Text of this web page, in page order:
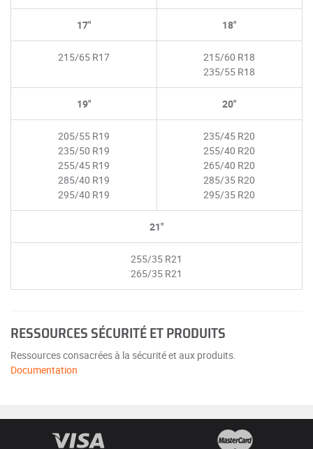
17"
215/65 R17
18"
215/60 R18
235/55 R18
19"
205/55 R19
235/50 R19
255/45 R19
285/40 R19
295/40 R19
20"
235/45 R20
255/40 R20
265/40 R20
285/35 R20
295/35 R20
21"
255/35 R21
265/35 R21
RESSOURCES SÉCURITÉ ET PRODUITS
Ressources consacrées à la sécurité et aux produits.
Documentation